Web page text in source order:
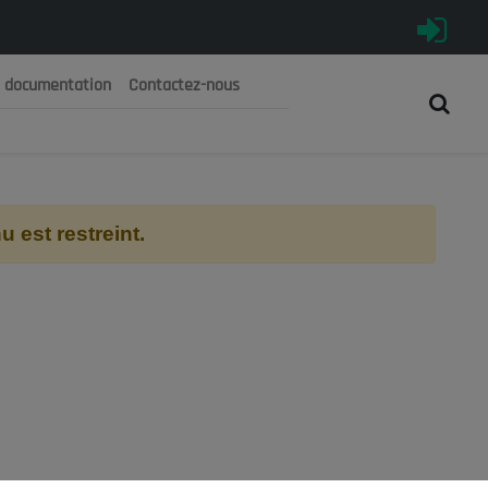
الجزائرية الديمقراطية الشعبية
documentation Contactez-nous
est restreint.